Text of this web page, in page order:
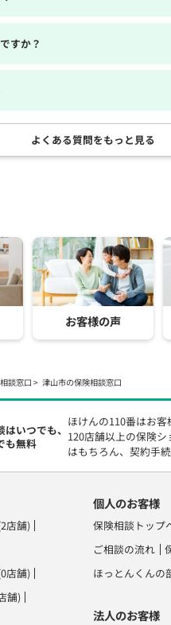
すか？
よくある質問をもっと見る
お客様の声
談窓口 津山市の保険相談窓口
はいつでも、
も無料
ほけんの110番はお
120店舗以上の保険
はもちろん、契約手
店舗)
店舗)
舗)
個人のお客様
保険相談トップ
ご相談の流れ
ほっとんくんの
法人のお客様